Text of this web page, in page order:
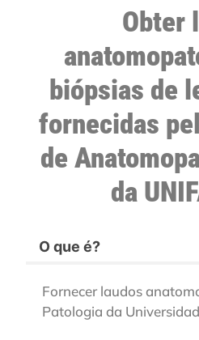
Obter
biópsias de
fornecidas
de
da
O que é?
Fornecer laudos
Patologia da